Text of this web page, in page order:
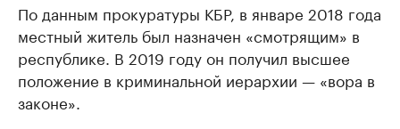
По данным прокуратуры КБР, в январе 2018 года
местный житель был назначен «смотрящим» в
республике. В 2019 году он получил высшее
положение в криминальной иерархии — «вора в
законе».